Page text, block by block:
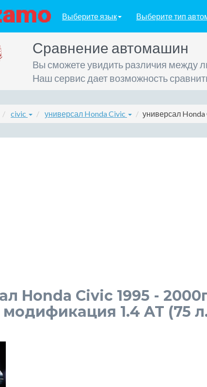
Выберите язык Выберите тип
Сравнение автомашин
Вы сможете увидить различия между
Наш сервис дает возможность
civic универсал Honda Civic универсал
Honda Civic 1995 -
1.4 AT (75